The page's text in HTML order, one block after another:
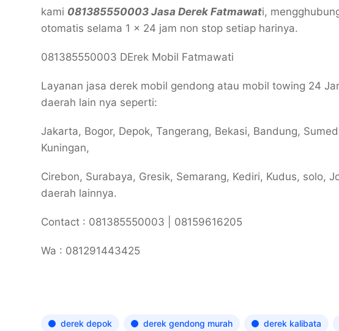
kami 081385550003 Jasa Derek Fatmawati,
otomatis selama 1 x 24 jam non stop setiap harinya.
081385550003 DErek Mobil Fatmawati
Layanan jasa derek mobil gendong atau mobil towing 24
daerah lain nya seperti:
Jakarta, Bogor, Depok, Tangerang, Bekasi, Bandung,
Kuningan,
Cirebon, Surabaya, Gresik, Semarang, Kediri, Kudus, solo,
daerah lainnya.
Contact : 081385550003 | 08159616205
Wa : 081291443425
derek depok derek gendong murah derek kalibata